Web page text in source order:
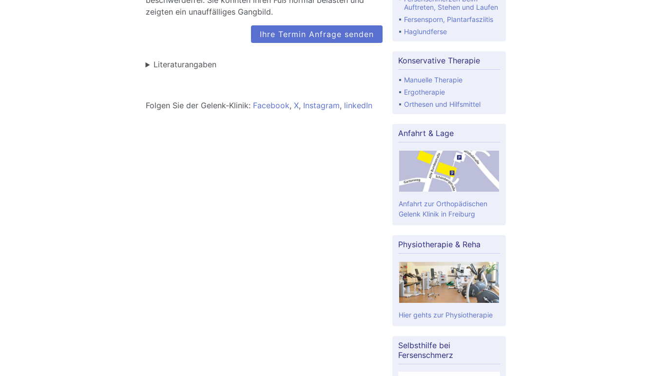
zeigten ein unauffälliges Gangbild.
Ihre Termin Anfrage senden
Literaturangaben
Folgen Sie der Gelenk-Klinik: Facebook, X, Instagram, linkedIn
Auftreten, Stehen und Laufen
Fersensporn, Plantarfasziitis
Haglundferse
Konservative Therapie
Manuelle Therapie
Ergotherapie
Orthesen und Hilfsmittel
Anfahrt & Lage
Anfahrt zur Orthopädischen
Gelenk Klinik in Freiburg
Physiotherapie & Reha
Hier gehts zur Physiotherapie
Selbsthilfe bei
Fersenschmerz